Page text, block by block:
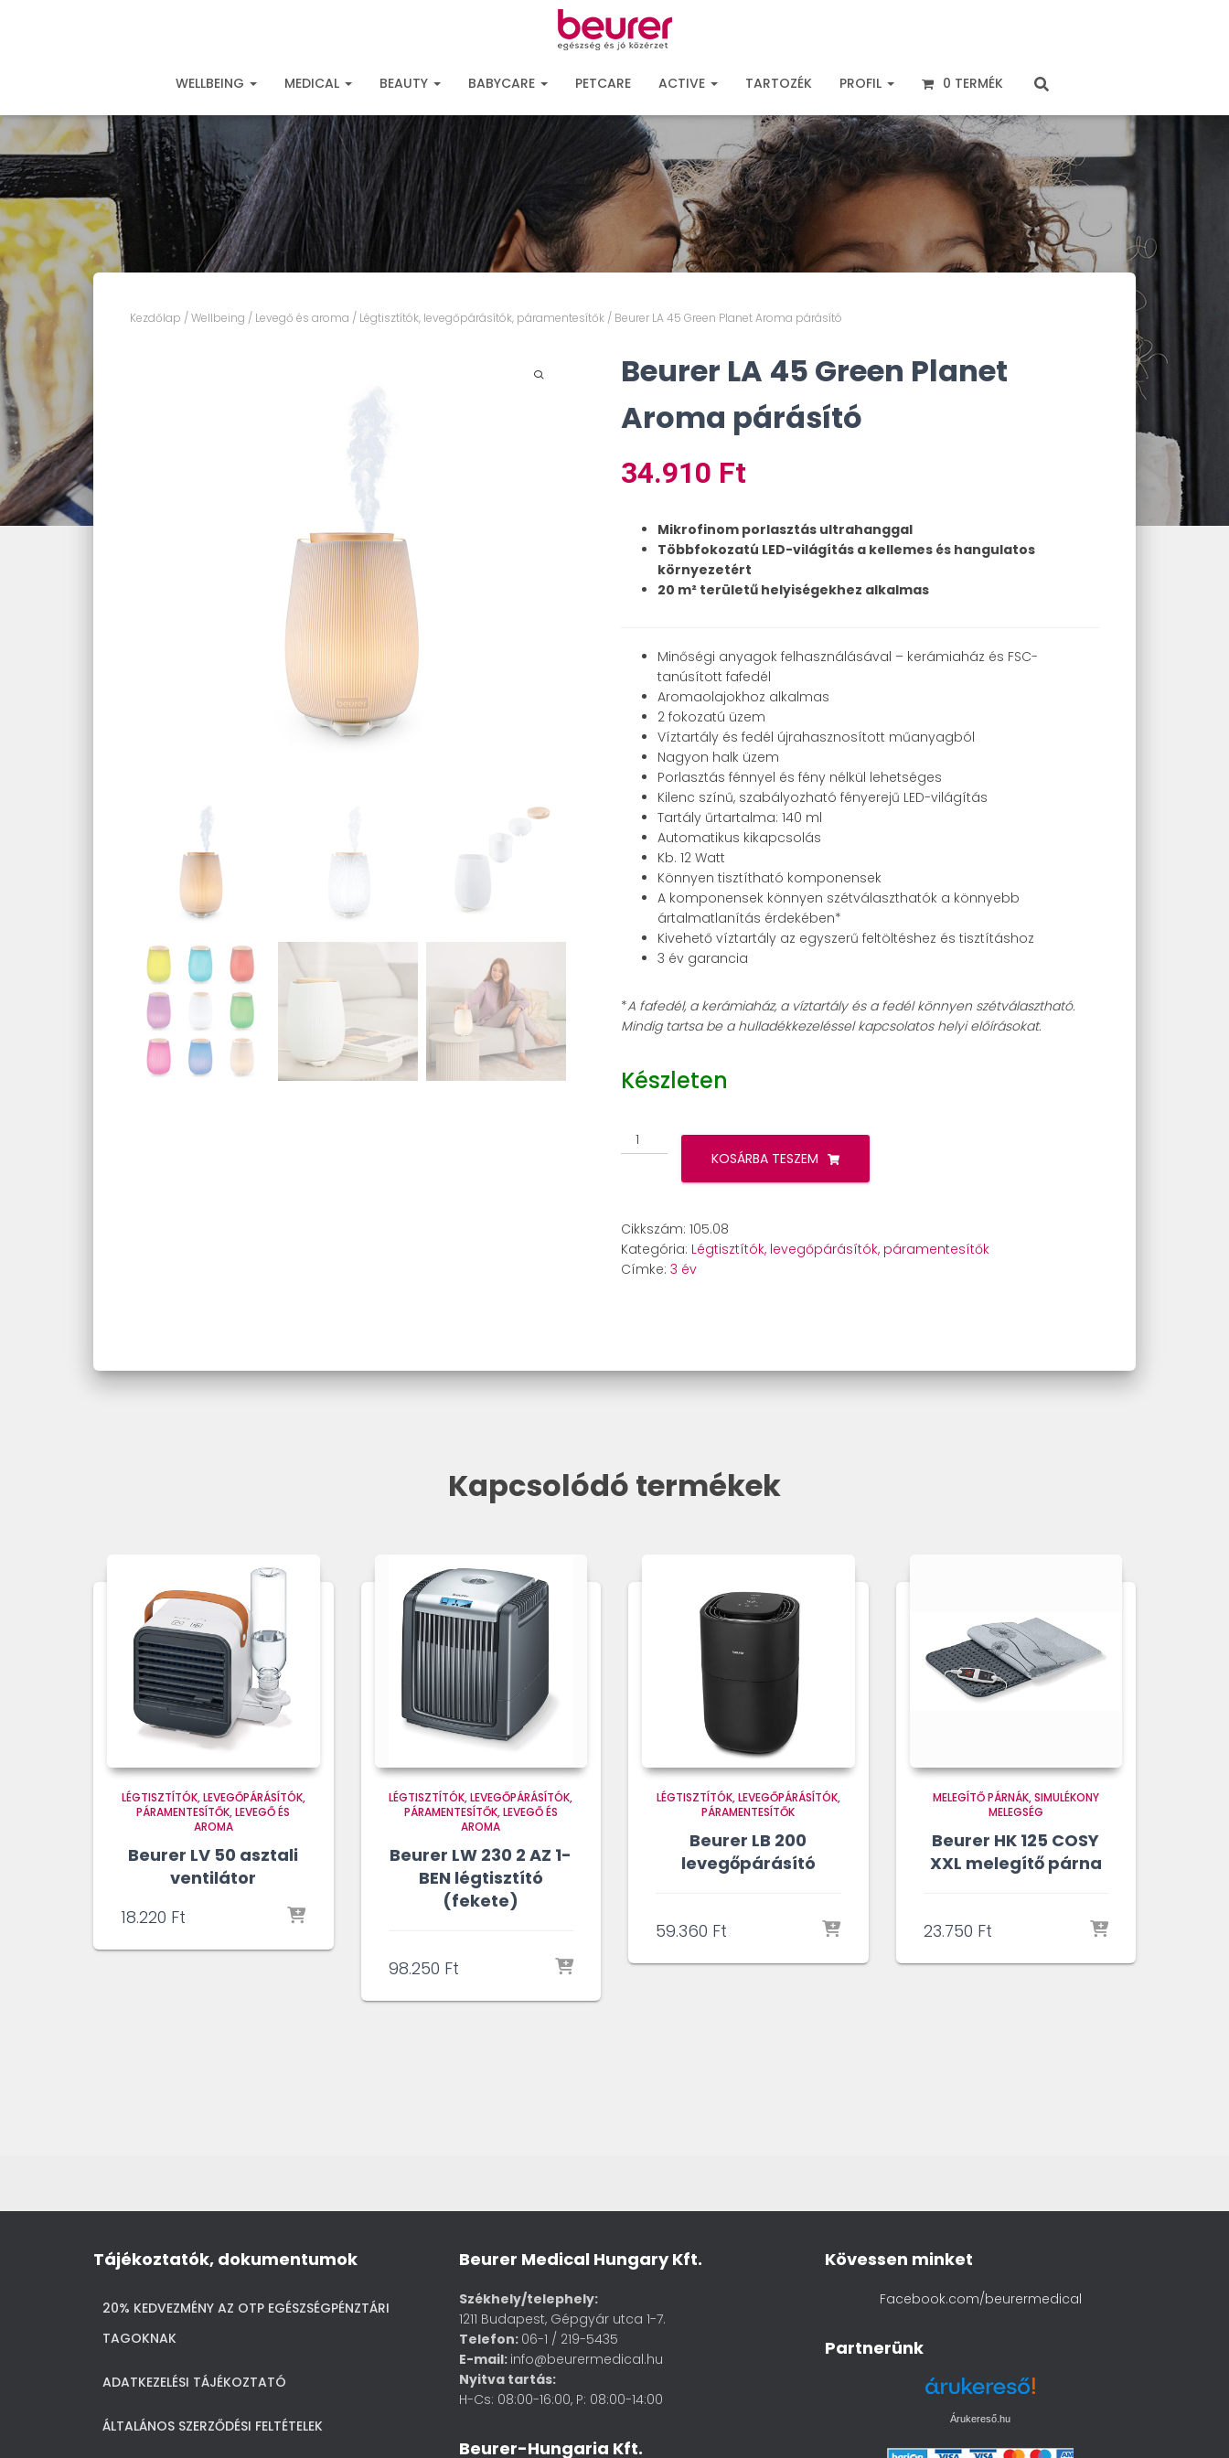
WELLBEING MEDICAL BEAUTY BABYCARE PETCARE ACTIVE TARTOZÉK PROFIL 0 TERMÉK
Kezdőlap /Wellbeing / Levegő és aroma / Légtisztítók, levegőpárásítók, páramentesítők / Beurer LA 45 Green Planet Aroma párásító
Beurer LA 45 Green Planet
Aroma párásító
34.910 Ft
Mikrofinom porlasztás ultrahanggal
Többfokozatú LED-világítás a kellemes és hangulatos
környezetért
20 m² területű helyiségekhez alkalmas
Minőségi anyagok felhasználásával – kerámiaház és FSC-
tanúsított fafedél
Aromaolajokhoz alkalmas
2 fokozatú üzem
Víztartály és fedél újrahasznosított műanyagból
Nagyon halk üzem
Porlasztás fénnyel és fény nélkül lehetséges
Kilenc színű, szabályozható fényerejű LED-világítás
Tartály űrtartalma: 140 ml
Automatikus kikapcsolás
Kb. 12 Watt
Könnyen tisztítható komponensek
A komponensek könnyen szétválaszthatók a könnyebb
ártalmatlanítás érdekében*
Kivehető víztartály az egyszerű feltöltéshez és tisztításhoz
3 év garancia
*A fafedél, a kerámiaház, a víztartály és a fedél könnyen szétválasztható.
Mindig tartsa be a hulladékkezeléssel kapcsolatos helyi előírásokat.
Készleten
Beurer
LA
Aroma
párásító
mennyiség
KOSÁRBA TESZEM
Cikkszám: 105.08
Kategória: Légtisztítók, levegőpárásítók, páramentesítők
Címke: 3 év
Kapcsolódó termékek
LÉGTISZTÍTÓK, LEVEGŐPÁRÁSÍTÓK,
PÁRAMENTESÍTŐK LEVEGŐ ÉS
AROMA
Beurer LV 50 asztali
ventilátor
18.220 Ft
LÉGTISZTÍTÓK, LEVEGŐPÁRÁSÍTÓK,
PÁRAMENTESÍTŐK LEVEGŐ ÉS
AROMA
Beurer LW 230 2 AZ 1-
BEN légtisztító
(fekete)
98.250 Ft
LÉGTISZTÍTÓK, LEVEGŐPÁRÁSÍTÓK,
PÁRAMENTESÍTŐK
Beurer LB 200
levegőpárásító
59.360 Ft
MELEGÍTŐ PÁRNÁK SIMULÉKONY
MELEGSÉG
Beurer HK 125 COSY
XXL melegítő párna
23.750 Ft
Tájékoztatók, dokumentumok
20% KEDVEZMÉNY AZ OTP EGÉSZSÉGPÉNZTÁRI
TAGOKNAK
ADATKEZELÉSI TÁJÉKOZTATÓ
ÁLTALÁNOS SZERZŐDÉSI FELTÉTELEK
Beurer Medical Hungary Kft.
Székhely/telephely:
1211 Budapest, Gépgyár utca 1-7.
Telefon: 06-1 / 219-5435
E-mail: info@beurermedical.hu
Nyitva tartás:
H-Cs: 08:00-16:00, P: 08:00-14:00
Beurer-Hungaria Kft.
Kövessen minket
Facebook.com/beurermedical
Partnerünk
Árukereső.hu